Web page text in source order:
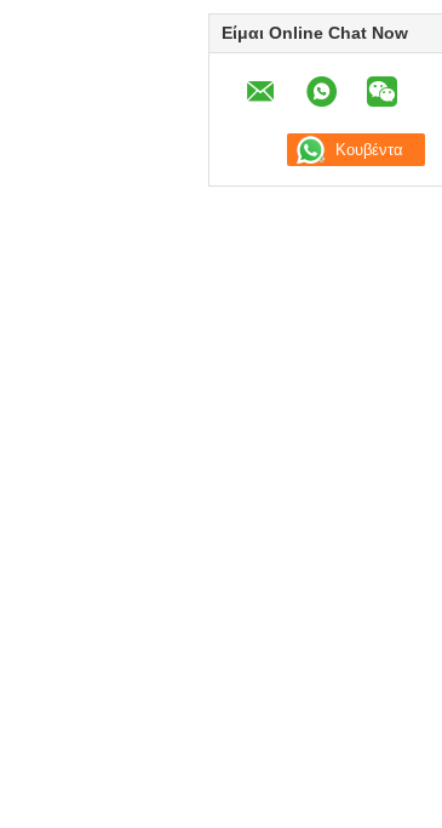
Είμαι Online Chat Now